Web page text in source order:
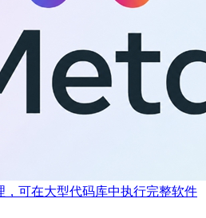
，可在大型代码库中执行完整软件